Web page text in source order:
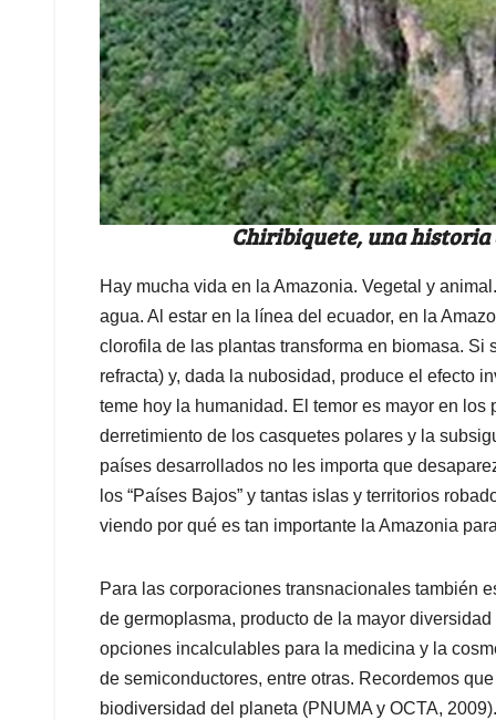
Chiribiquete, una historia
Hay mucha vida en la Amazonia. Vegetal y
agua. Al estar en la línea del ecuador, en la
clorofila de las plantas transforma en biomasa.
refracta) y, dada la nubosidad, produce el efecto
teme hoy la humanidad. El temor es mayor en los
derretimiento de los casquetes polares y la
países desarrollados no les importa que
los “Países Bajos” y tantas islas y territorios
viendo por qué es tan importante la Amazonia
Para las corporaciones transnacionales también
de germoplasma, producto de la mayor
opciones incalculables para la medicina y la
de semiconductores, entre otras. Recordemos
biodiversidad del planeta (PNUMA y OCTA,